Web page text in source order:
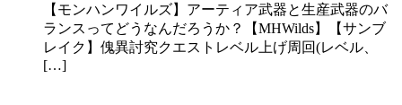
【モンハンワイルズ】アーティア武器と生産武器のバ
ランスってどうなんだろうか？【MHWilds】【サンブ
レイク】傀異討究クエストレベル上げ周回(レベル、
[…]